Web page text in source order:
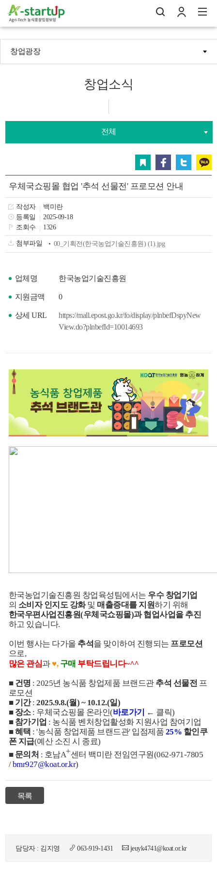
창 인 메
창업광장
창업소식
전체
트위터 카카오
우체국쇼핑몰 협업 '추석 선물전' 프로모션 안내
작성자
백미란
등록일
2025-09-18
조회수
1326
첨부파일 00_기획전(한국농업기술진흥원) (1).jpg
업체명 한국농업기술진흥원
지원금액 0
상세 URL
https://mall.epost.go.kr/fo/display/plnbefDspyNew
View.do?plnbefId=10014693
한국농업기술진흥원 창업육성팀에서는 우수 창업기업
의 소비자 인지도 강화및 매출증대를 지원하기 위해
한국우편사업진흥원(우체국쇼핑몰)과 협업사업을 추진
하고 있습니다.
이번 행사는 다가올 추석을 맞이하여 진행되는 프로모션
으로,
많은 관심과 ♥, 구매 부탁드립니다~^^
■ 건명 : 2025년 농식품 창업제품 브랜드관 추석 선물전 프
로모션
■ 기간:2025.9.8.(월) ~ 10.12.(일)
■ 장소: 우체국쇼핑몰 온라인(바로가기
← 클릭)
■ 참가기업 : 농식품 벤처창업활성화 지원사업 참여기업
■혜택 : '농식품 창업제품 브랜드관' 입점제품 25% 할인쿠
폰 지급(예산 소진 시 종료)
■ 문의처 : 호남A+센터 백미란 전임연구원(062-971-7805
/bmr927@koat.or.kr)
목록
담당자 : 김지영 063-919-1431 jeuyk4741@koat.or.kr